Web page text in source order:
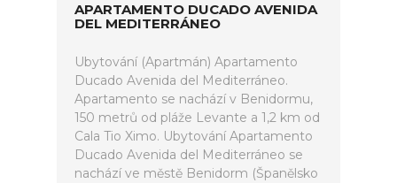
APARTAMENTO DUCADO AVENIDA
DEL MEDITERRÁNEO
Ubytování (Apartmán) Apartamento
Ducado Avenida del Mediterráneo.
Apartamento se nachází v Benidormu,
150 metrů od pláže Levante a 1,2 km od
Cala Tio Ximo. Ubytování Apartamento
Ducado Avenida del Mediterráneo se
nachází ve městě Benidorm (Španělsko